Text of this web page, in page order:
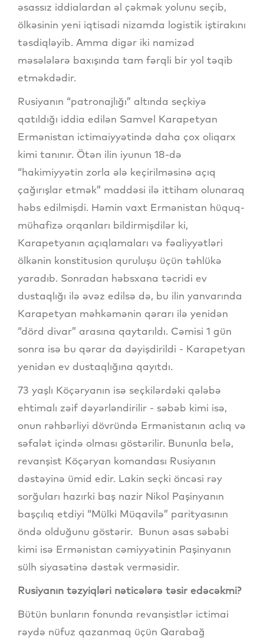
əsassız iddialardan əl çəkmək yolunu seçib,
ölkəsinin yeni iqtisadi nizamda logistik iştirakını
təsdiqləyib. Amma digər iki namizəd
məsələlərə baxışında tam fərqli bir yol təqib
etməkdədir.
Rusiyanın “patronajlığı” altında seçkiyə
qatıldığı iddia edilən Samvel Karapetyan
Ermənistan ictimaiyyətində daha çox oliqarx
kimi tanınır. Ötən ilin iyunun 18-də
“hakimiyyətin zorla ələ keçirilməsinə açıq
çağırışlar etmək” maddəsi ilə ittiham olunaraq
həbs edilmişdi. Həmin vaxt Ermənistan hüquq-
mühafizə orqanları bildirmişdilər ki,
Karapetyanın açıqlamaları və fəaliyyətləri
ölkənin konstitusion quruluşu üçün təhlükə
yaradıb. Sonradan həbsxana təcridi ev
dustaqlığı ilə əvəz edilsə də, bu ilin yanvarında
Karapetyan məhkəmənin qərarı ilə yenidən
“dörd divar” arasına qaytarıldı. Cəmisi 1 gün
sonra isə bu qərar da dəyişdirildi - Karapetyan
yenidən ev dustaqlığına qayıtdı.
73 yaşlı Köçəryanın isə seçkilərdəki qələbə
ehtimalı zəif dəyərləndirilir - səbəb kimi isə,
onun rəhbərliyi dövründə Ermənistanın aclıq və
səfalət içində olması göstərilir. Bununla belə,
revanşist Köçəryan komandası Rusiyanın
dəstəyinə ümid edir. Lakin seçki öncəsi rəy
sorğuları hazırki baş nazir Nikol Paşinyanın
başçılıq etdiyi “Mülki Müqavilə” parityasının
öndə olduğunu göstərir. Bunun əsas səbəbi
kimi isə Ermənistan cəmiyyətinin Paşinyanın
sülh siyasətinə dəstək verməsidir.
Rusiyanın təzyiqləri nəticələrə təsir edəcəkmi?
Bütün bunların fonunda revanşistlər ictimai
rəydə nüfuz qazanmaq üçün Qarabağ